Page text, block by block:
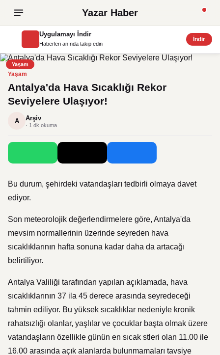
Yazar Haber
Uygulamayı İndir
Haberleri anında takip edin
İndir
Yaşam
Yaşam
Antalya'da Hava Sıcaklığı Rekor
Seviyelere Ulaşıyor!
A Arşiv
· 1 dk okuma
Bu durum, şehirdeki vatandaşları tedbirli olmaya davet
ediyor.
Son meteorolojik değerlendirmelere göre, Antalya'da
mevsim normallerinin üzerinde seyreden hava
sıcaklıklarının hafta sonuna kadar daha da artacağı
belirtiliyor.
Antalya Valiliği tarafından yapılan açıklamada, hava
sıcaklıklarının 37 ila 45 derece arasında seyredeceği
tahmin ediliyor. Bu yüksek sıcaklıklar nedeniyle kronik
rahatsızlığı olanlar, yaşlılar ve çocuklar başta olmak üzere
vatandaşların özellikle günün en sıcak stleri olan 11.00 ile
16.00 arasında açık alanlarda bulunmamaları tavsiye